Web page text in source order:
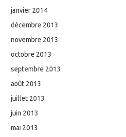
janvier 2014
décembre 2013
novembre 2013
octobre 2013
septembre 2013
août 2013
juillet 2013
juin 2013
mai 2013